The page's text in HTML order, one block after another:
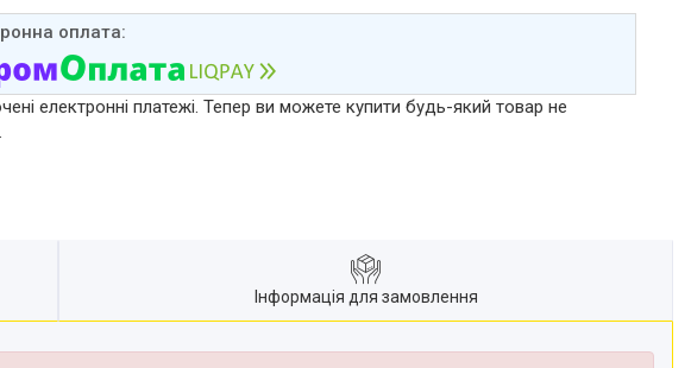
електронні платежі. Тепер ви можете купити будь-який товар не
Інформація для замовлення